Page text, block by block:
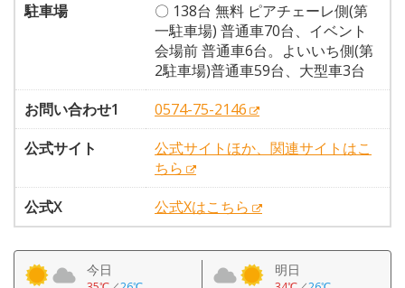
駐車場
〇 138台 無料 ピアチェーレ側(第
一駐車場) 普通車70台、イベント
会場前 普通車6台。よいいち側(第
2駐車場)普通車59台、大型車3台
お問い合わせ1
0574-75-2146
公式サイト
公式サイトほか、関連サイトはこ
ちら
公式X
公式Xはこちら
今日 明日